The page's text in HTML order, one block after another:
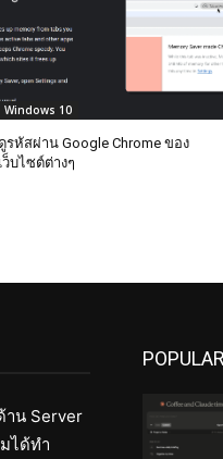
Windows 10
รหัสผ่าน Google Chrome ของ
เว็บไซต์ต่างๆ
าน Server
ได้ทำ